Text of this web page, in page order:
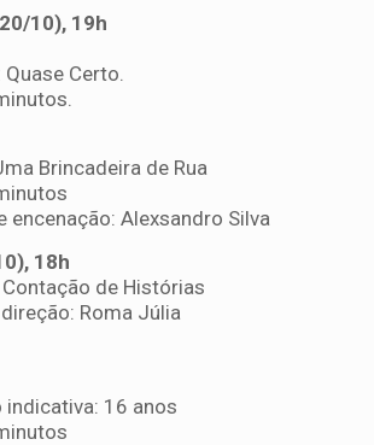
10), 19h
Certo.
Brincadeira de Rua
encenação: Alexsandro Silva
18h
de Histórias
Roma Júlia
16 anos